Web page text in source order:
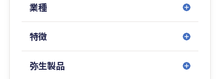
業種
特徴
弥生製品